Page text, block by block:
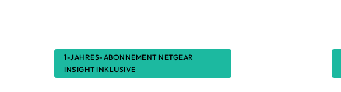
1-JAHRES-ABONNEMENT NETGEAR
INSIGHT INKLUSIVE